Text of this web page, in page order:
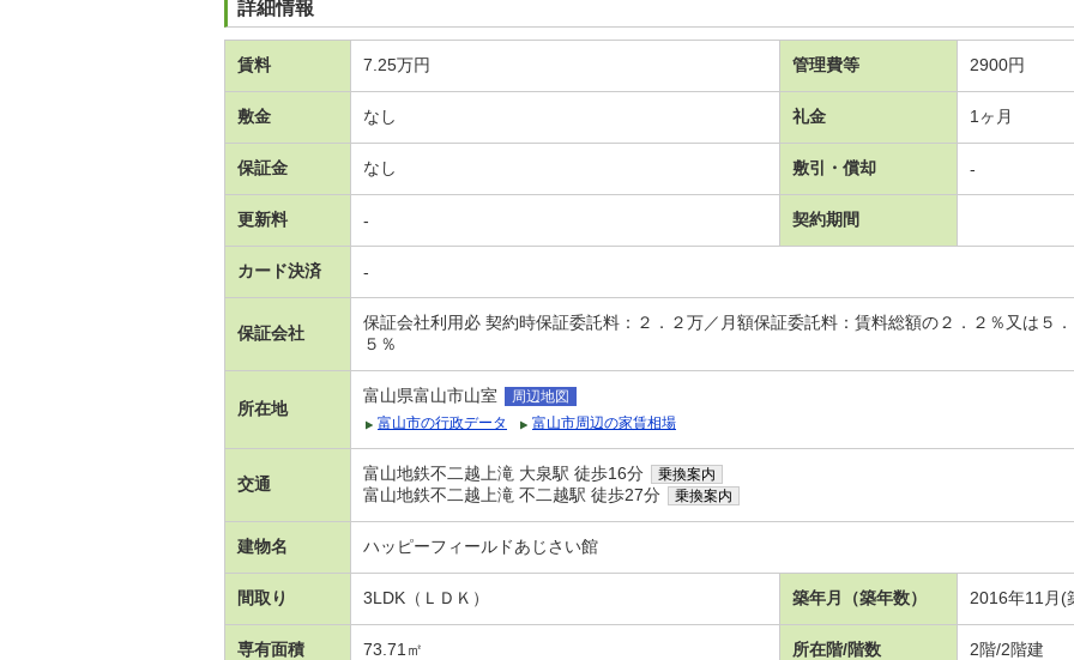
詳細情報
賃料 7.25万円 管理費等 2900円
敷金 なし 礼金 1ヶ月
保証金 なし 敷引・償却 -
更新料 - 契約期間
カード決済 -
保証会社
保証会社利用必 契約時保証委託料：２．２万／月額保証委託料：賃料総額の２．２％又は
５％
所在地
富山県富山市山室
周辺地図
富山市の行政データ
富山市周辺の家賃相場
交通
富山地鉄不二越上滝 大泉駅 徒歩16分 乗換案内
富山地鉄不二越上滝 不二越駅 徒歩27分 乗換案内
建物名 ハッピーフィールドあじさい館
間取り 3LDK（ＬＤＫ） 築年月（築年数） 2016年11月(
専有面積 73.71㎡ 所在階/階数 2階/2階建